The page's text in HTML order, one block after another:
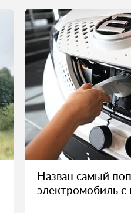
Назван самый
электромобиль с